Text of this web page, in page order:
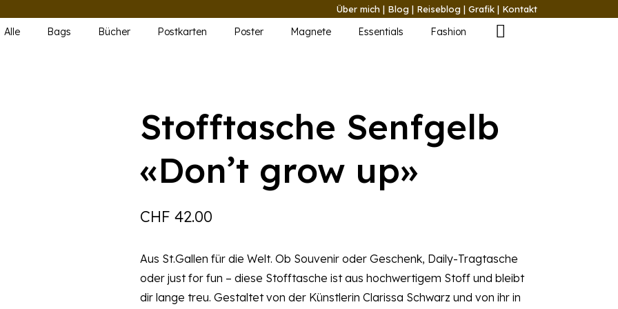
Über mich | Blog | Reiseblog | Grafik | Kontakt
Alle Bags Bücher Postkarten Poster Magnete Essentials Fashion
Stofftasche Senfgelb
«Don’t grow up»
CHF 42.00
Aus St.Gallen für die Welt. Ob Souvenir oder Geschenk, Daily-Tragtasche
oder just for fun – diese Stofftasche ist aus hochwertigem Stoff und bleibt
dir lange treu. Gestaltet von der Künstlerin Clarissa Schwarz und von ihr in